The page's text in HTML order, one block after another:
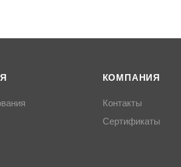
КОМПАНИЯ
Контакты
Сертификаты